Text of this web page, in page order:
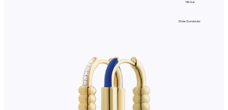
14K Gull
Etiske Standarder